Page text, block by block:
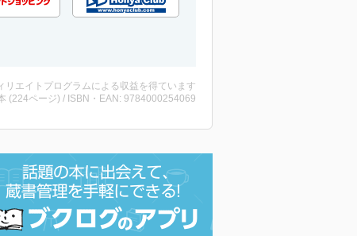
リエイトプログラムによる収益を得ています
(224ページ) / ISBN・EAN: 9784000254069